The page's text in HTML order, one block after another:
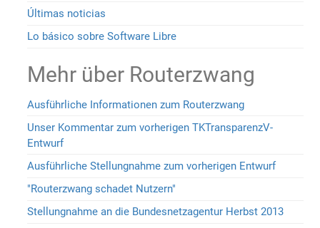
Últimas noticias
Lo básico sobre Software Libre
Mehr über Routerzwang
Ausführliche Informationen zum Routerzwang
Unser Kommentar zum vorherigen TKTransparenzV-
Entwurf
Ausführliche Stellungnahme zum vorherigen Entwurf
"Routerzwang schadet Nutzern"
Stellungnahme an die Bundesnetzagentur Herbst 2013